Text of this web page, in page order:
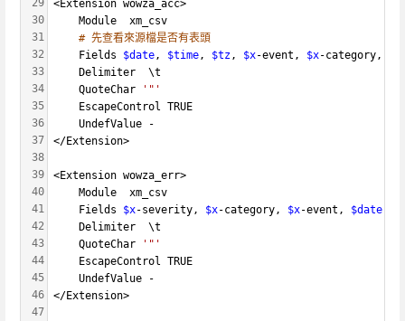
29
30
31
32
33
34
35
36
37
38
39
40
41
42
43
44
45
46
47
<Extension wowza_acc>
    Module  xm_csv
# 先查看來源檔是否有表頭
    Fields
$date, $time, $tz, $x-event, $x-category,
    Delimiter  \t
    QuoteChar
'"'
    EscapeControl TRUE
    UndefValue -
</Extension>
<Extension wowza_err>
    Module  xm_csv
    Fields
$x-severity, $x-category, $x-event, $date
    Delimiter  \t
    QuoteChar
'"'
    EscapeControl TRUE
    UndefValue -
</Extension>